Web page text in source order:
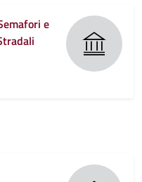
e